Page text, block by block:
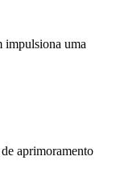
impulsiona uma
aprimoramento